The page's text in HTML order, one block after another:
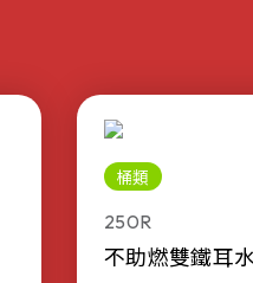
桶類
250R
不助燃雙鐵耳